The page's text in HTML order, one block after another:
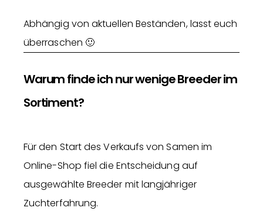
Abhängig von aktuellen Beständen, lasst euch
überraschen 🙂
Warum finde ich nur wenige Breeder im
Sortiment?
Für den Start des Verkaufs von Samen im
Online-Shop fiel die Entscheidung auf
ausgewählte Breeder mit langjähriger
Zuchterfahrung.